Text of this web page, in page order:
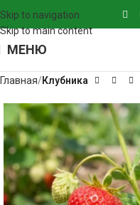
Skip to navigation
Skip to main content
МЕНЮ
Главная Клубника